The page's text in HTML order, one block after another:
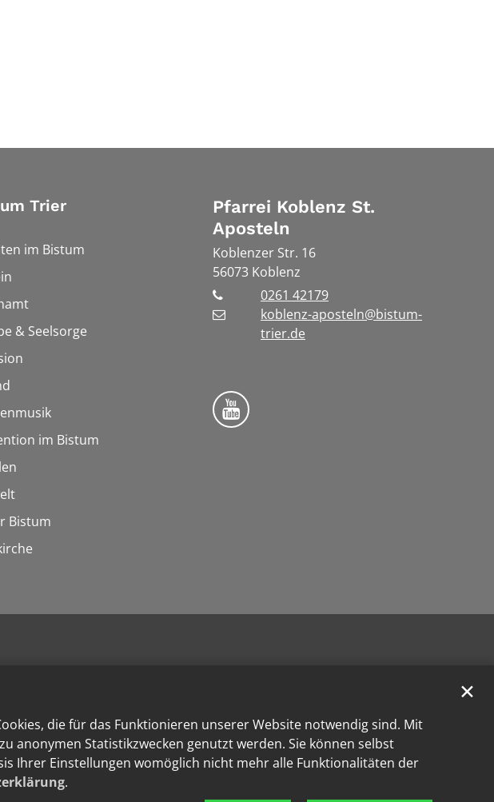
die für das Funktionieren unserer Website notwendig sind. Mit
anonymen Statistikzwecken genutzt werden. Sie können selbst
Ihrer Einstellungen womöglich nicht mehr alle Funktionalitäten der
.
✕
Trier
im Bistum
& Seelsorge
im Bistum
Bistum
Pfarrei Koblenz St.
Aposteln
Koblenzer Str. 16
56073 Koblenz
0261 42179
koblenz-aposteln@bistum-
trier.de
Bistum Trier auf YouTube